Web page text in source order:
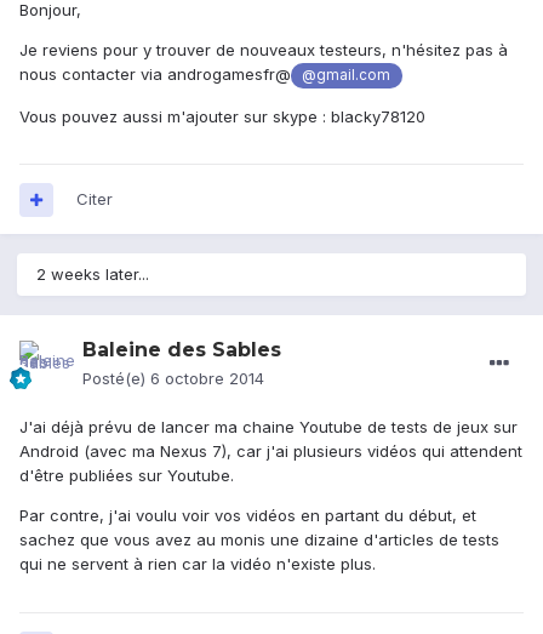
Bonjour,
Je reviens pour y trouver de nouveaux testeurs, n'hésitez pas à
nous contacter via androgamesfr@
@gmail.com
Vous pouvez aussi m'ajouter sur skype : blacky78120
Citer
2 weeks later...
Baleine des Sables
Posté(e) 6 octobre 2014
J'ai déjà prévu de lancer ma chaine Youtube de tests de jeux sur
Android (avec ma Nexus 7), car j'ai plusieurs vidéos qui attendent
d'être publiées sur Youtube.
Par contre, j'ai voulu voir vos vidéos en partant du début, et
sachez que vous avez au monis une dizaine d'articles de tests
qui ne servent à rien car la vidéo n'existe plus.